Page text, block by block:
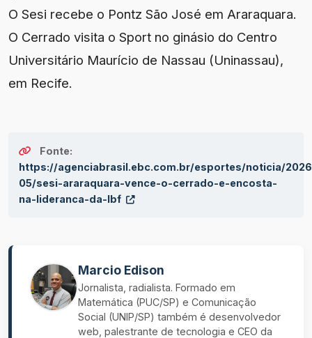
O Sesi recebe o Pontz São José em Araraquara.
O Cerrado visita o Sport no ginásio do Centro
Universitário Maurício de Nassau (Uninassau),
em Recife.
Fonte:
https://agenciabrasil.ebc.com.br/esportes/noticia/
05/sesi-araraquara-vence-o-cerrado-e-encosta-
na-lideranca-da-lbf
Marcio Edison
Jornalista, radialista. Formado em
Matemática (PUC/SP) e Comunicação
Social (UNIP/SP) também é desenvolvedor
web, palestrante de tecnologia e CEO da